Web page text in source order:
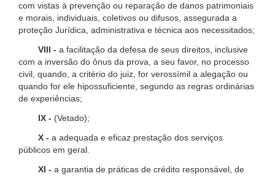
com vistas à prevenção ou reparação de danos patrimoniais
e morais, individuais, coletivos ou difusos, assegurada a
proteção Jurídica, administrativa e técnica aos necessitados;
VIII - a facilitação da defesa de seus direitos, inclusive
com a inversão do ônus da prova, a seu favor, no processo
civil, quando, a critério do juiz, for verossímil a alegação ou
quando for ele hipossuficiente, segundo as regras ordinárias
de experiências;
IX - (Vetado);
X - a adequada e eficaz prestação dos serviços
públicos em geral.
XI - a garantia de práticas de crédito responsável, de